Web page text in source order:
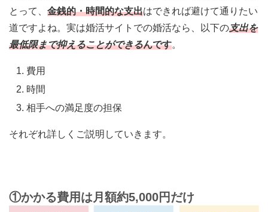
とって、 金銭的・時間的な支出はできれば避けて通りたい
道ですよね。実は婚活サイトでの婚活なら、以下の支出を
最低限まで抑えることができるんです。
費用
時間
相手への満足度の担保
それぞれ詳しくご説明していきます。
①かかる費用は月額約5,000円だけ